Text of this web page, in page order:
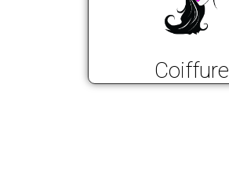
Coiffure